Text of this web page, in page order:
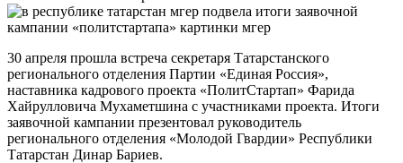
30 апреля прошла встреча секретаря Татарстанского
регионального отделения Партии «Единая Россия»,
наставника кадрового проекта «ПолитСтартап» Фарида
Хайрулловича Мухаметшина с участниками проекта. Итоги
заявочной кампании презентовал руководитель
регионального отделения «Молодой Гвардии» Республики
Татарстан Динар Бариев.